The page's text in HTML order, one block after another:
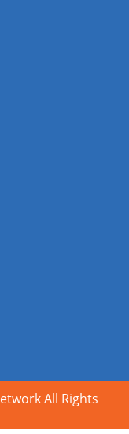
All Rights